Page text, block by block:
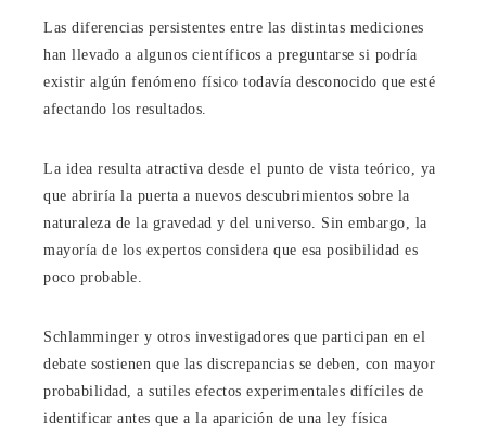
Las diferencias persistentes entre las distintas mediciones
han llevado a algunos científicos a preguntarse si podría
existir algún fenómeno físico todavía desconocido que esté
afectando los resultados.
La idea resulta atractiva desde el punto de vista teórico, ya
que abriría la puerta a nuevos descubrimientos sobre la
naturaleza de la gravedad y del universo. Sin embargo, la
mayoría de los expertos considera que esa posibilidad es
poco probable.
Schlamminger y otros investigadores que participan en el
debate sostienen que las discrepancias se deben, con mayor
probabilidad, a sutiles efectos experimentales difíciles de
identificar antes que a la aparición de una ley física